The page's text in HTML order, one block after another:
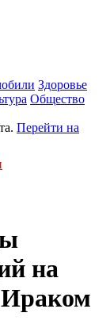
Здоровье
Общество
Перейти на
на
Ираком